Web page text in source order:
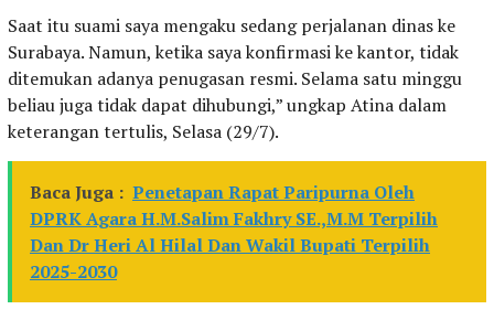
Saat itu suami saya mengaku sedang perjalanan dinas ke
Surabaya. Namun, ketika saya konfirmasi ke kantor, tidak
ditemukan adanya penugasan resmi. Selama satu minggu
beliau juga tidak dapat dihubungi,” ungkap Atina dalam
keterangan tertulis, Selasa (29/7).
Baca Juga : Penetapan Rapat Paripurna Oleh
DPRK Agara H.M.Salim Fakhry SE.,M.M Terpilih
Dan Dr Heri Al Hilal Dan Wakil Bupati Terpilih
2025-2030